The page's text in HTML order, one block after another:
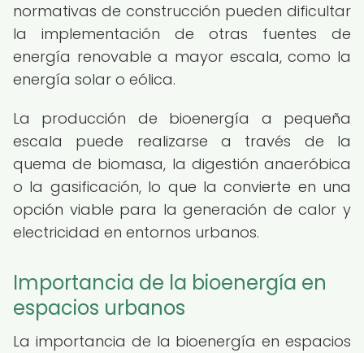
normativas de construcción pueden dificultar
la implementación de otras fuentes de
energía renovable a mayor escala, como la
energía solar o eólica.
La producción de bioenergía a pequeña
escala puede realizarse a través de la
quema de biomasa, la digestión anaeróbica
o la gasificación, lo que la convierte en una
opción viable para la generación de calor y
electricidad en entornos urbanos.
Importancia de la bioenergía en
espacios urbanos
La importancia de la bioenergía en espacios